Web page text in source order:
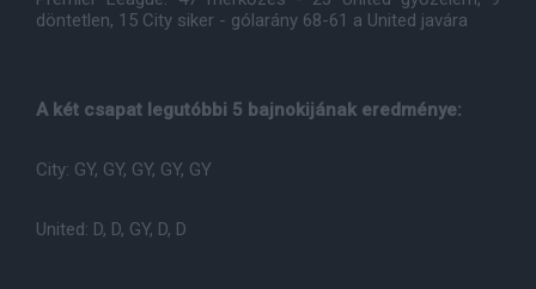
döntetlen, 15 City siker - gólarány 68-61 a United javára
A két csapat legutóbbi 5 bajnokijának eredménye:
City: GY, GY, GY, GY, GY
United: D, D, GY, D, D